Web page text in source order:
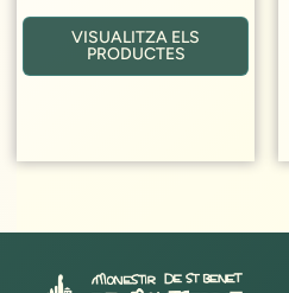
a
VISUALITZA ELS
PRODUCTES